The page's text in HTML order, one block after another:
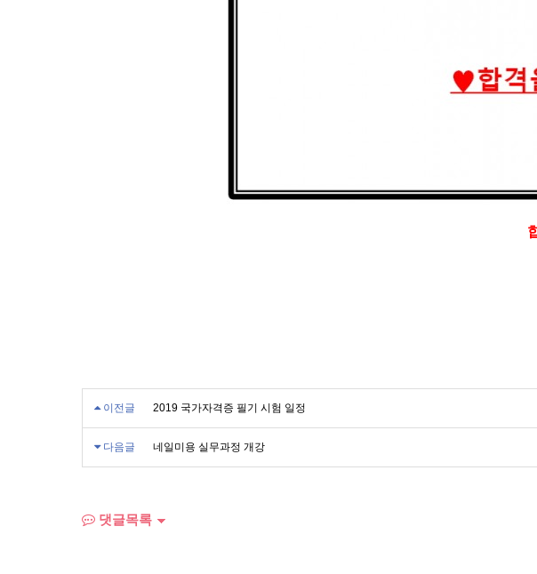
이전글 2019 국가자격증 필기 시험 일정
다음글 네일미용 실무과정 개강
댓글목록